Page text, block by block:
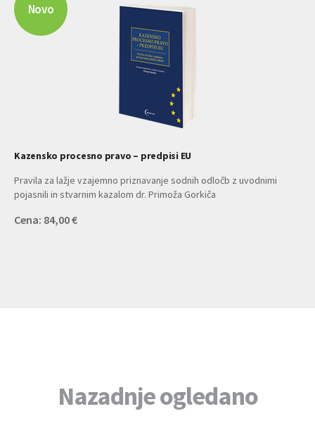
Novo
Kazensko procesno pravo – predpisi EU
Pravila za lažje vzajemno priznavanje sodnih odločb z uvodnimi
pojasnili in stvarnim kazalom dr. Primoža Gorkiča
Cena: 84,00 €
Nazadnje ogledano